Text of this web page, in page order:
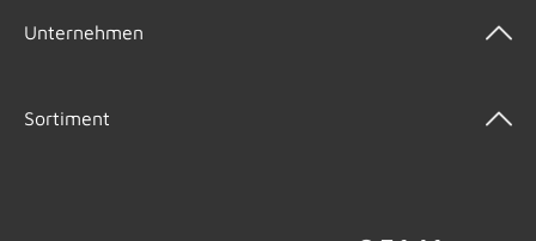
Unternehmen
Sortiment